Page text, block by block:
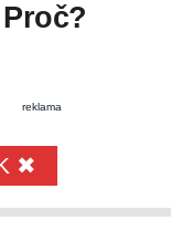
reklama
✖